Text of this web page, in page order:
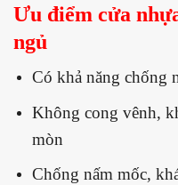
Ưu điểm cửa
ngủ
Có khả năng chống
Không cong vênh,
mòn
Chống nấm mốc,